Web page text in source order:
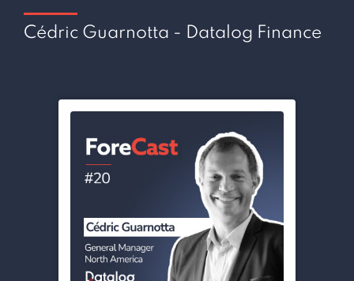
Cédric Guarnotta - Datalog Finance